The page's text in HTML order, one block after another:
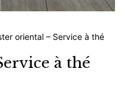
oriental – Service à thé
à thé